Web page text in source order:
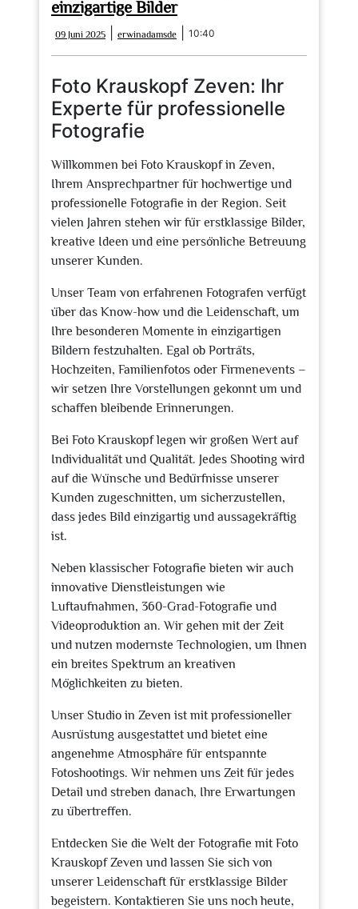
einzigartige Bilder
09 Juni 2025
Juni
2025
erwinadamsde erwinadamsde
10:40
Foto Krauskopf Zeven: Ihr
Experte für professionelle
Fotografie
Willkommen bei Foto Krauskopf in Zeven,
Ihrem Ansprechpartner für hochwertige und
professionelle Fotografie in der Region. Seit
vielen Jahren stehen wir für erstklassige Bilder,
kreative Ideen und eine persönliche Betreuung
unserer Kunden.
Unser Team von erfahrenen Fotografen verfügt
über das Know-how und die Leidenschaft, um
Ihre besonderen Momente in einzigartigen
Bildern festzuhalten. Egal ob Porträts,
Hochzeiten, Familienfotos oder Firmenevents –
wir setzen Ihre Vorstellungen gekonnt um und
schaffen bleibende Erinnerungen.
Bei Foto Krauskopf legen wir großen Wert auf
Individualität und Qualität. Jedes Shooting wird
auf die Wünsche und Bedürfnisse unserer
Kunden zugeschnitten, um sicherzustellen,
dass jedes Bild einzigartig und aussagekräftig
ist.
Neben klassischer Fotografie bieten wir auch
innovative Dienstleistungen wie
Luftaufnahmen, 360-Grad-Fotografie und
Videoproduktion an. Wir gehen mit der Zeit
und nutzen modernste Technologien, um Ihnen
ein breites Spektrum an kreativen
Möglichkeiten zu bieten.
Unser Studio in Zeven ist mit professioneller
Ausrüstung ausgestattet und bietet eine
angenehme Atmosphäre für entspannte
Fotoshootings. Wir nehmen uns Zeit für jedes
Detail und streben danach, Ihre Erwartungen
zu übertreffen.
Entdecken Sie die Welt der Fotografie mit Foto
Krauskopf Zeven und lassen Sie sich von
unserer Leidenschaft für erstklassige Bilder
begeistern. Kontaktieren Sie uns noch heute,